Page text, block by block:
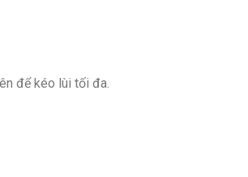
để kéo lùi tối đa.